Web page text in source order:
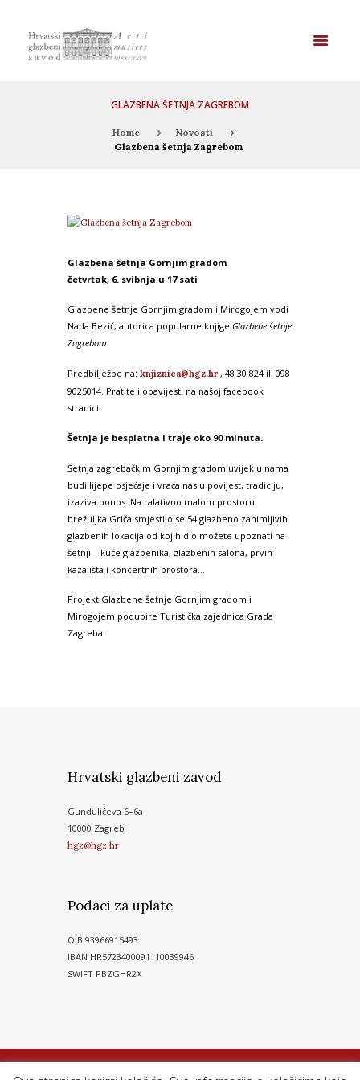
GLAZBENA ŠETNJA ZAGREBOM
Home
Novosti
Glazbena šetnja Zagrebom
Glazbena šetnja Gornjim gradom
četvrtak, 6. svibnja u 17 sati
Glazbene šetnje Gornjim gradom i Mirogojem vodi
Nada Bezić, autorica popularne knjige Glazbene šetnje
Zagrebom
Predbilježbe na: knjiznica@hgz.hr , 48 30 824 ili 098
9025014. Pratite i obavijesti na našoj facebook
stranici.
Šetnja je besplatna i traje oko 90 minuta.
Šetnja zagrebačkim Gornjim gradom uvijek u nama
budi lijepe osjećaje i vraća nas u povijest, tradiciju,
izaziva ponos. Na ralativno malom prostoru
brežuljka Griča smjestilo se 54 glazbeno zanimljivih
glazbenih lokacija od kojih dio možete upoznati na
šetnji – kuće glazbenika, glazbenih salona, prvih
kazališta i koncertnih prostora…
Projekt Glazbene šetnje Gornjim gradom i
Mirogojem podupire Turistička zajednica Grada
Zagreba.
Hrvatski glazbeni zavod
Gundulićeva 6–6a
10000 Zagreb
hgz@hgz.hr
Podaci za uplate
OIB 93966915493
IBAN HR5723400091110039946
SWIFT PBZGHR2X